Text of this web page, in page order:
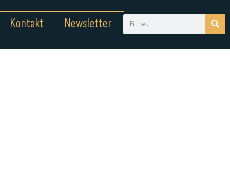
Kontakt Newsletter